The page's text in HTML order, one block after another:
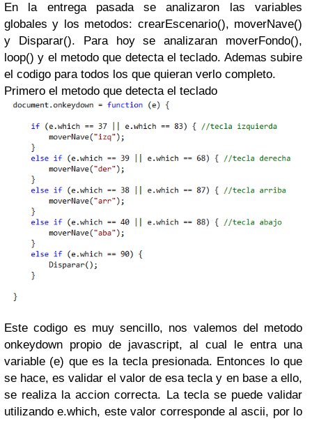
En la entrega pasada se analizaron las variables
globales y los metodos: crearEscenario(), moverNave()
y Disparar(). Para hoy se analizaran moverFondo(),
loop() y el metodo que detecta el teclado. Ademas subire
el codigo para todos los que quieran verlo completo.
Primero el metodo que detecta el teclado
Este codigo es muy sencillo, nos valemos del metodo
onkeydown propio de javascript, al cual le entra una
variable (e) que es la tecla presionada. Entonces lo que
se hace, es validar el valor de esa tecla y en base a ello,
se realiza la accion correcta. La tecla se puede validar
utilizando e.which, este valor corresponde al ascii, por lo